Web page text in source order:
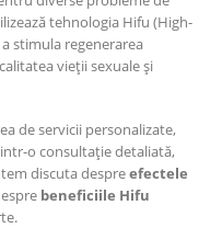
tehnologia Hifu (High-
stimula regenerarea
vieții sexuale și
de servicii personalizate,
o consultație detaliată,
discuta despreefectele
beneficiile Hifu